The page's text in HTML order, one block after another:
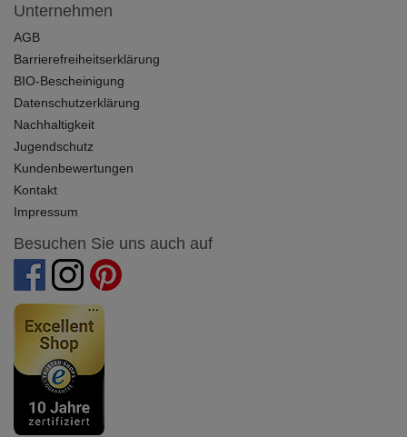
Unternehmen
AGB
Barrierefreiheitserklärung
BIO-Bescheinigung
Datenschutzerklärung
Nachhaltigkeit
Jugendschutz
Kundenbewertungen
Kontakt
Impressum
Besuchen Sie uns auch auf